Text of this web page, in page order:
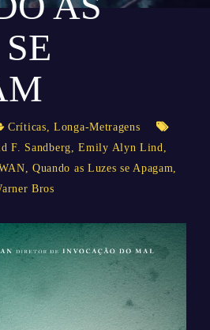
Críticas,Longa-Metragens
F. Sandberg,Emily Alyn Lind,
, Quando as Luzes se Apagam,
Bros